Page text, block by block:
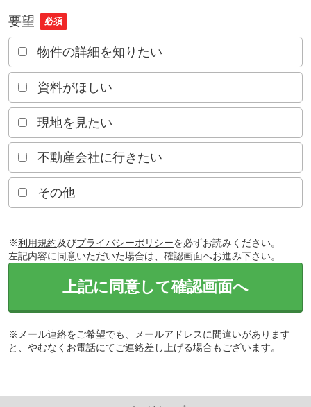
要望 必須
物件の詳細を知りたい
資料がほしい
現地を見たい
不動産会社に行きたい
その他
※利用規約及びプライバシーポリシーを必ずお読みください。
左記内容に同意いただいた場合は、確認画面へお進み下さい。
上記に同意して確認画面へ
※メール連絡をご希望でも、メールアドレスに間違いがあります
と、やむなくお電話にてご連絡差し上げる場合もございます。